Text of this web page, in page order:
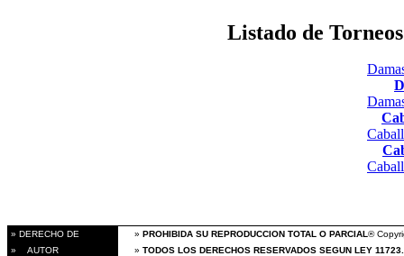
Listado de
» DERECHO DE » PROHIBIDA SU REPRODUCCION TOTAL O PARCIAL®
» AUTOR
» TODOS LOS DERECHOS RESERVADOS SEGUN LEY